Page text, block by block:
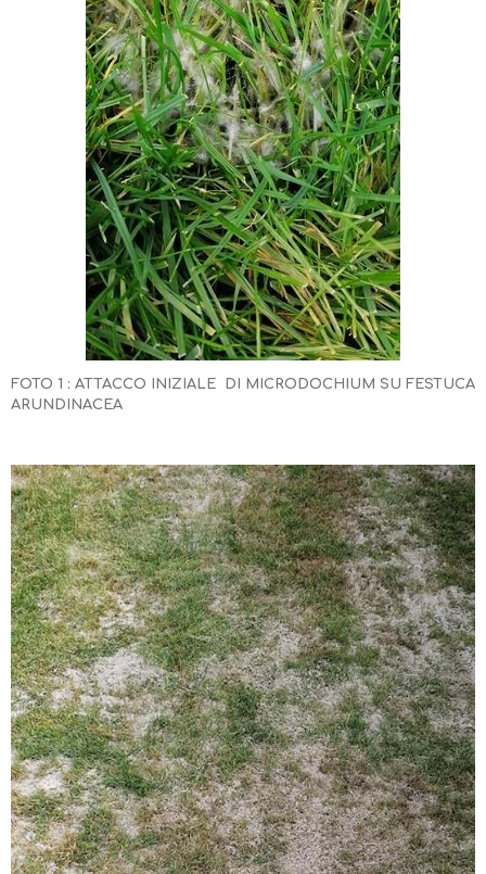
FOTO 1 : ATTACCO INIZIALE DI MICRODOCHIUM SU FESTUCA
ARUNDINACEA